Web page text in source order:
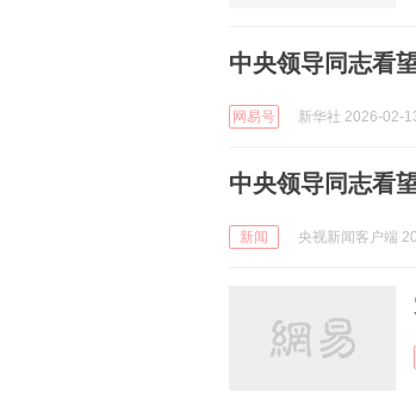
中央领导同志看
网易号 新华社 2026-02-
中央领导同志看
新闻 央视新闻客户端